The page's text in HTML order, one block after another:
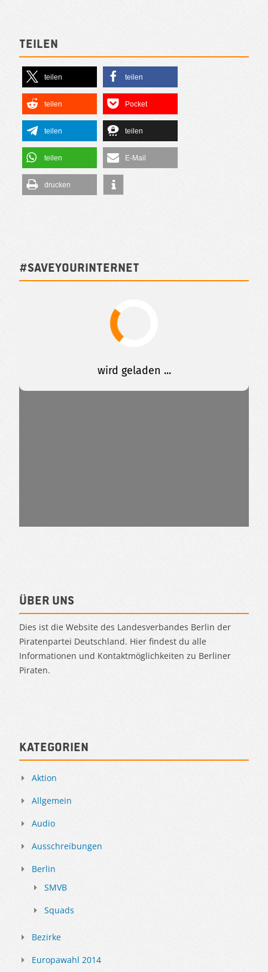
Teilen
teilen teilen
teilen Pocket
teilen teilen
teilen E-Mail
drucken
#SAVEYOURINTERNET
Über uns
Dies ist die Website des Landesverbandes Berlin der
Piratenpartei Deutschland. Hier findest du alle
Informationen und Kontaktmöglichkeiten zu Berliner
Piraten.
Kategorien
Aktion
Allgemein
Audio
Ausschreibungen
Berlin
SMVB
Squads
Bezirke
Europawahl 2014